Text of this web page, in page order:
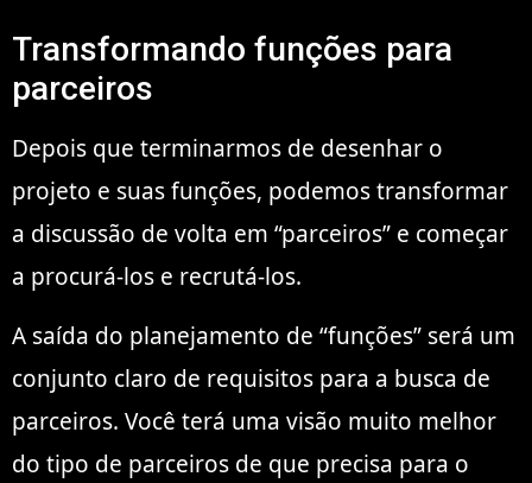
Transformando funções para
parceiros
Depois que terminarmos de desenhar o
projeto e suas funções, podemos transformar
a discussão de volta em “parceiros” e começar
a procurá-los e recrutá-los.
A saída do planejamento de “funções” será um
conjunto claro de requisitos para a busca de
parceiros. Você terá uma visão muito melhor
do tipo de parceiros de que precisa para o